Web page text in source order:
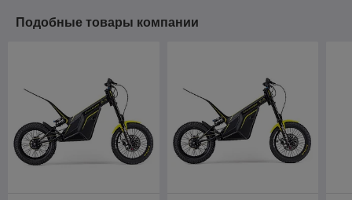
Подобные товары компании